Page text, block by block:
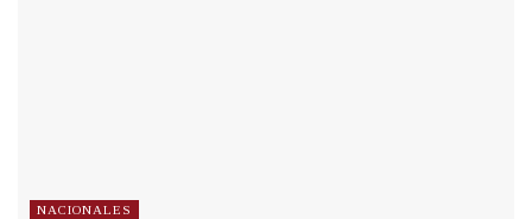
NACIONALES